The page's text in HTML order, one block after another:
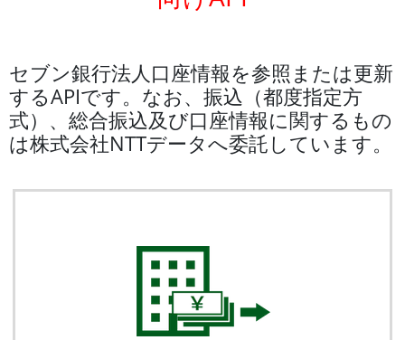
セブン銀行法人口座情報を参照または更新
するAPIです。なお、振込（都度指定方
式）、総合振込及び口座情報に関するもの
は株式会社NTTデータへ委託しています。